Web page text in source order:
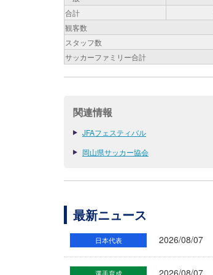
合計
観客数
スタッフ数
サッカーファミリー合計
関連情報
JFAフェスティバル
岡山県サッカー協会
最新ニュース
日本代表 2026/08/07
2026/08/07